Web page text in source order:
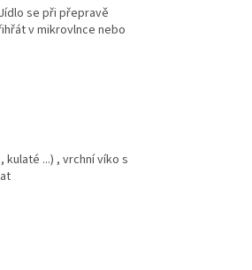
se při přepravě
v mikrovlnce nebo
...) , vrchní víko s